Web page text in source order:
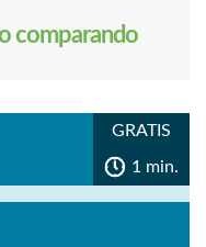
comparando
GRATIS
1 min.